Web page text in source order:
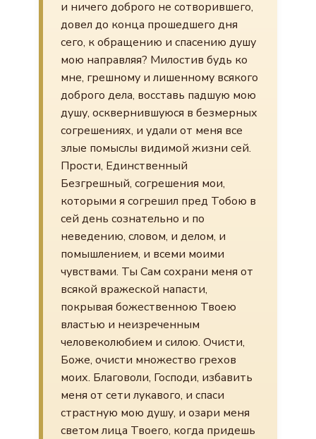
и ничего доброго не сотворившего,
довел до конца прошедшего дня
сего, к обращению и спасению душу
мою направляя? Милостив будь ко
мне, грешному и лишенному всякого
доброго дела, восставь падшую мою
душу, осквернившуюся в безмерных
согрешениях, и удали от меня все
злые помыслы видимой жизни сей.
Прости, Единственный
Безгрешный, согрешения мои,
которыми я согрешил пред Тобою в
сей день сознательно и по
неведению, словом, и делом, и
помышлением, и всеми моими
чувствами. Ты Сам сохрани меня от
всякой вражеской напасти,
покрывая божественною Твоею
властью и неизреченным
человеколюбием и силою. Очисти,
Боже, очисти множество грехов
моих. Благоволи, Господи, избавить
меня от сети лукавого, и спаси
страстную мою душу, и озари меня
светом лица Твоего, когда придешь